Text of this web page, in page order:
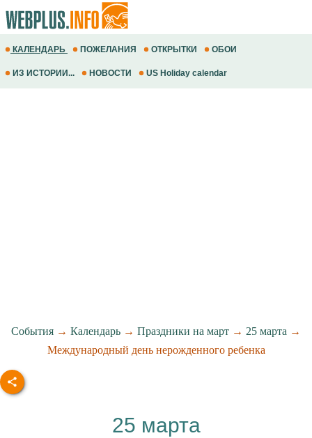
КАЛЕНДАРЬ ПОЖЕЛАНИЯ ОТКРЫТКИ ОБОИ
ИЗ ИСТОРИИ... НОВОСТИ US Holiday calendar
События → Календарь → Праздники на март → 25 марта →
Международный день нерожденного ребенка
25 марта